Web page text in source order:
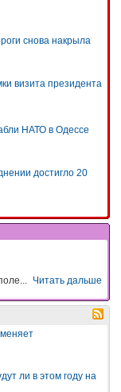
снова накрыла
визита президента
НАТО в Одессе
достигло 20
Читать дальше
ли в этом году на